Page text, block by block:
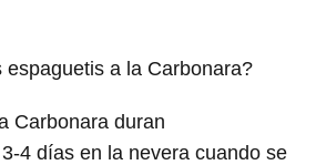
a la Carbonara?
Carbonara duran
4 días en la nevera cuando se